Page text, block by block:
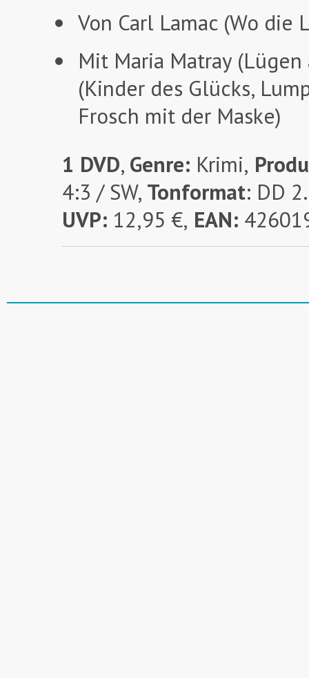
Von Carl Lamac (Wo
Mit Maria Matray
(Kinder des Glücks,
Frosch mit der Maske)
1 DVD, Genre: Krimi,
4:3 / SW, Tonformat: DD
UVP: 12,95 €, EAN: